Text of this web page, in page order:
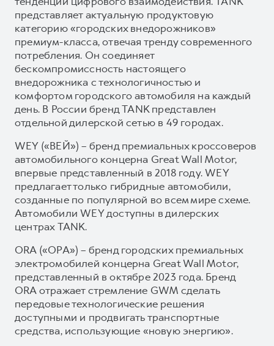
представляет актуальную продуктовую
категорию «городских внедорожников»
премиум-класса, отвечая тренду современного
потребления. Он соединяет
бескомпромиссность настоящего
внедорожника с технологичностью и
комфортом городского автомобиля на каждый
день. В России бренд TANK представлен
отдельной дилерской сетью в 49 городах.
WEY («ВЕЙ») – бренд премиальных кроссоверов
автомобильного концерна Great Wall Motor,
впервые представленный в 2018 году. WEY
предлагает только гибридные автомобили,
созданные по популярной во всем мире схеме.
Автомобили WEY доступны в дилерских
центрах TANK.
ORA («ОРА») – бренд городских премиальных
электромобилей концерна Great Wall Motor,
представленный в октябре 2023 года. Бренд
ORA отражает стремление GWM сделать
передовые технологические решения
доступными и продвигать транспортные
средства, использующие «новую энергию».